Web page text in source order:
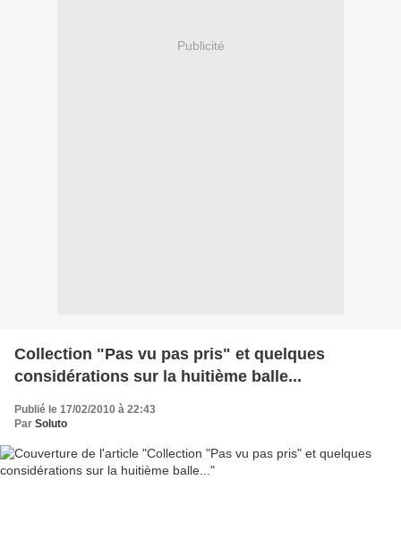
Publicité
Collection "Pas vu pas pris" et quelques
considérations sur la huitième balle...
Publié le 17/02/2010 à 22:43
Par Soluto